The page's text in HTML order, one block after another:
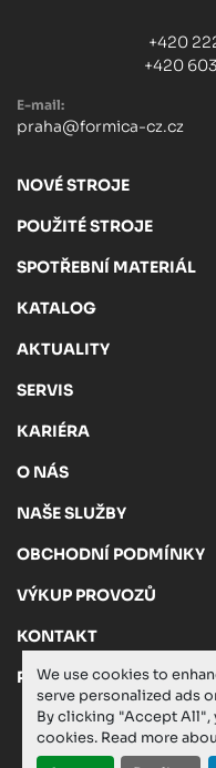
We use cookies to
serve personalized ads
By clicking "Accept All",
cookies. Read more
+420
+420
E-mail:
praha@formica-cz.cz
NOVÉ STROJE
POUŽITÉ STROJE
SPOTŘEBNÍ MATERIÁL
KATALOG
AKTUALITY
SERVIS
KARIÉRA
O NÁS
NAŠE SLUŽBY
OBCHODNÍ PODMÍNKY
VÝKUP PROVOZŮ
KONTAKT
PRIVACY POLICY